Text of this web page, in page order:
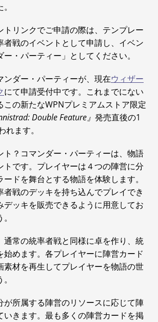
トリンクでご申請の際は、テンプレー
者戦のイベントとして申請し、イベン
ー・パーティー」としてください。
ンダー・パーティーが、現在ウィザー
にて申請受付中です。これまでにない
この新たなWPNプレミアムストア限定
Double Feature』 発売直後の1
れます。
ト？コマンダー・パーティーは、物語
トです。プレイヤーは４つの陣営に分
ドを舞台とする物語を体験します。
者戦のデッキを持ち込んでプレイでき
デッキを販売できるように用意してお
通常の統率者戦と同様に卓を作り、統
始めます。各プレイヤーに陣営カード
素材を再生してプレイヤーを物語の世
が所属する陣営のリソースに応じて陣
いきます。最も多くの陣営カードを掲